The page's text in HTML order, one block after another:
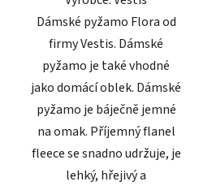
Dámské pyžamo Flora od
firmy Vestis. Dámské
pyžamo je také vhodné
jako domácí oblek. Dámské
pyžamo je báječně jemné
na omak. Příjemný flanel
fleece se snadno udržuje, je
lehký, hřejivý a